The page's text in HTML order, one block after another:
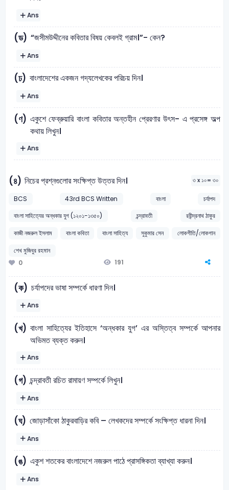
Ans
(ড) “জসীমউদ্দীনের কবিতার বিষয় কেবলই গ্রাম।”- কেন?
Ans
(ঢ) বাংলাদেশের একজন গদ্যলেখকের পরিচয় দিন।
Ans
(ণ) একুশে ফেব্রুয়ারি বাংলা কবিতার অন্তহীন প্রেরণার উৎস- এ প্রসেঙ্গ অল্প
কথায় লিখুন।
Ans
(৪) নিচের প্রশ্নগুলোর সংক্ষিপ্ত উত্তর দিন। ৩ x ১০= ৩০
BCS 43rd BCS Written বাংলা
চর্যাপদ
বাংলা সাহিত্যের অন্ধকার যুগ (১২০১-১৩৫০)
চন্দ্রাবতী
রবীন্দ্রনাথ ঠাকুর
কাজী নজরুল ইসলাম
বাংলা কবিতা বাংলা সাহিত্য সুকুমার সেন
লোকগীতি/লোকগান
শেখ মুজিবুর রহমান
0
191
(ক) চর্যাপদের ভাষা সম্পর্কে ধারণা দিন।
Ans
(খ) বাংলা সাহিত্যের ইতিহাসে ‘অন্ধকার যুগ’ এর অস্তিত্ব সম্পর্কে আপনার
অভিমত ব্যক্ত করুন।
Ans
(গ) চন্দ্রাবতী রচিত রামায়ণ সম্পর্কে লিখুন।
Ans
(ঘ) জোড়াসাঁকো ঠাকুরবাড়ির কবি – লেখকদের সম্পর্কে সংক্ষিপ্ত ধারনা দিন।
Ans
(ঙ) একুশ শতকের বাংলাদেশে নজরুল পাঠে প্রাসঙ্গিকতা ব্যাখ্যা করুন।
Ans